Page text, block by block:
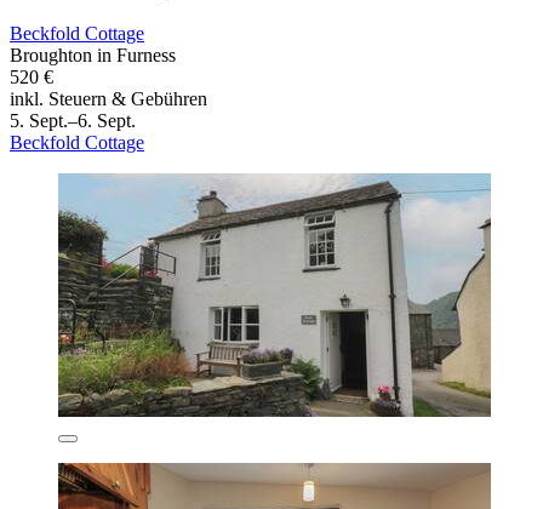
Beckfold Cottage
Broughton in Furness
520 €
inkl. Steuern & Gebühren
5. Sept.–6. Sept.
Beckfold Cottage